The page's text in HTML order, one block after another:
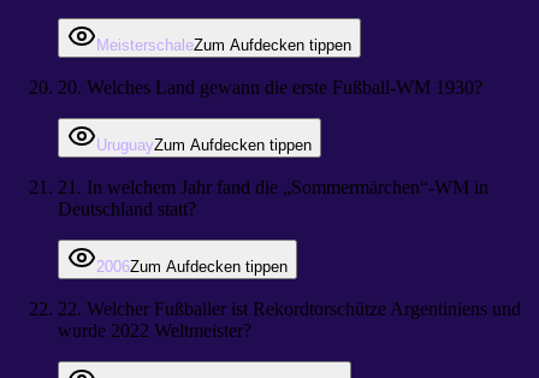
MeisterschaleZum Aufdecken tippen
20. Welches Land gewann die erste Fußball-WM 1930?
UruguayZum Aufdecken tippen
21 . In welchem Jahr fand die „Sommermärchen“-WM in
Deutschland statt?
2006Zum Aufdecken tippen
22. Welcher Fußballer ist Rekordtorschütze Argentiniens und
wurde 2022 Weltmeister?